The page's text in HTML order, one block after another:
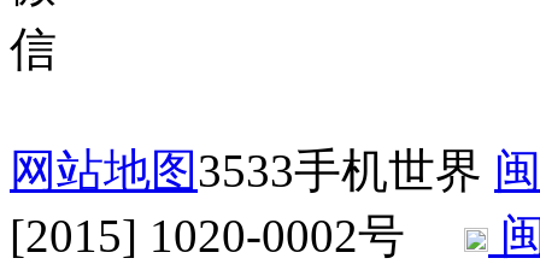
网站地图3533手机世界
[2015] 1020-0002号